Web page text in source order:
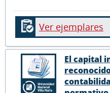
Ver ejemplares
El capital